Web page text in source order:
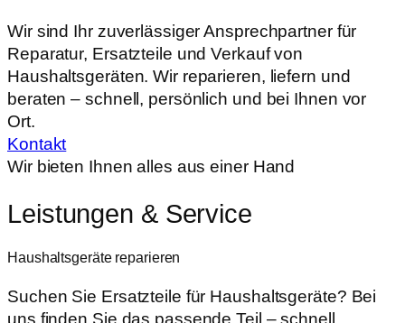
Wir sind Ihr zuverlässiger Ansprechpartner für
Reparatur, Ersatzteile und Verkauf von
Haushaltsgeräten. Wir reparieren, liefern und
beraten – schnell, persönlich und bei Ihnen vor
Ort.
Kontakt
Wir bieten Ihnen alles aus einer Hand
Leistungen & Service
Haushaltsgeräte reparieren
Suchen Sie Ersatzteile für Haushaltsgeräte? Bei
uns finden Sie das passende Teil – schnell,